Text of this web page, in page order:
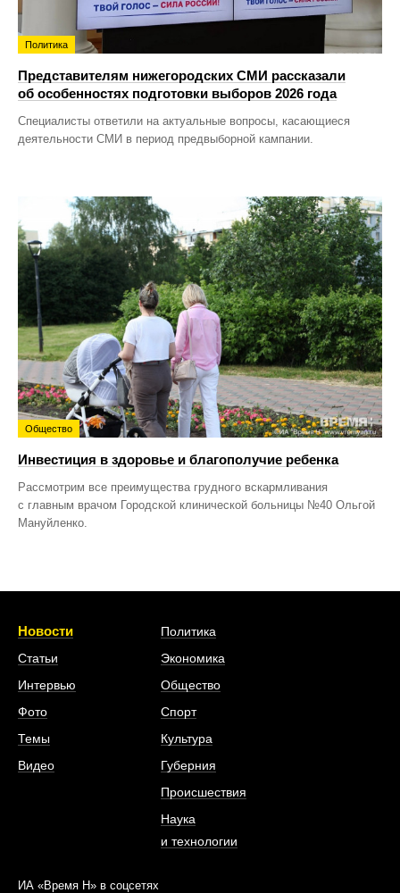
Политика
Представителям нижегородских СМИ рассказали
об особенностях подготовки выборов 2026 года
Специалисты ответили на актуальные вопросы, касающиеся
деятельности СМИ в период предвыборной кампании.
Общество
Инвестиция в здоровье и благополучие ребенка
Рассмотрим все преимущества грудного вскармливания
с главным врачом Городской клинической больницы №40 Ольгой
Мануйленко.
Новости
Статьи
Интервью
Фото
Темы
Видео
Политика
Экономика
Общество
Спорт
Культура
Губерния
Происшествия
Наука
и технологии
ИА «Время Н» в соцсетях